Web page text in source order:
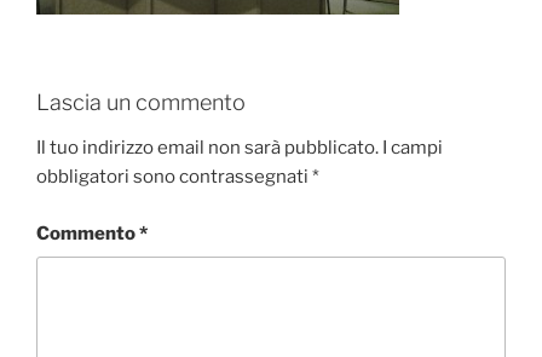
Lascia un commento
Il tuo indirizzo email non sarà pubblicato. I campi
obbligatori sono contrassegnati *
Commento*